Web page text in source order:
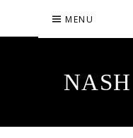
content
MENU